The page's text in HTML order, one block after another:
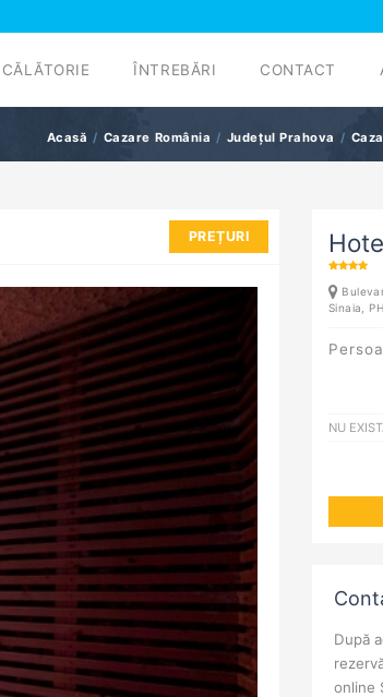
ÎNTREBĂRI CONTACT
Acasă Cazare România Județul Prahova
PREȚURI
Sinaia
,
NU
După
online